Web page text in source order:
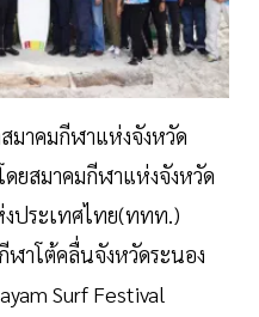
มาคมกีฬาแห่งจังหวัด
ดยสมาคมกีฬาแห่งจังหวัด
งประเทศไทย(ททท.)
าโต้คลื่นจังหวัดระนอง
Surf Festival